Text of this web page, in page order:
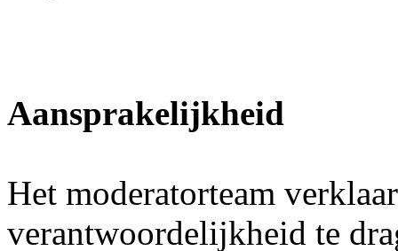
Aansprakelijkheid
Het moderatorteam
verantwoordelijkheid te